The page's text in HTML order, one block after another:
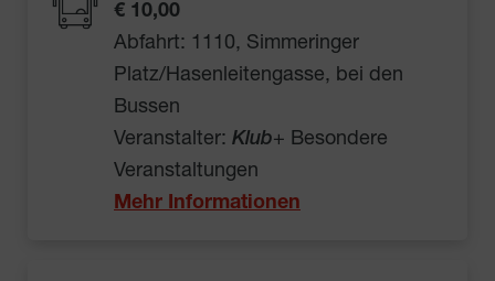
€ 10,00
Abfahrt: 1110, Simmeringer
Platz/Hasenleitengasse, bei den
Bussen
Veranstalter: Klub+ Besondere
Veranstaltungen
Mehr Informationen